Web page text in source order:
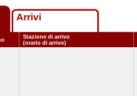
Arrivi
Stazione di arrivo
(orario di arrivo)